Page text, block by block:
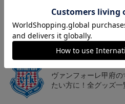
甲府
こだわりのデザイン
の必須アイテム！
ヴァンフォーレ甲府
たい方に！全グッズ一